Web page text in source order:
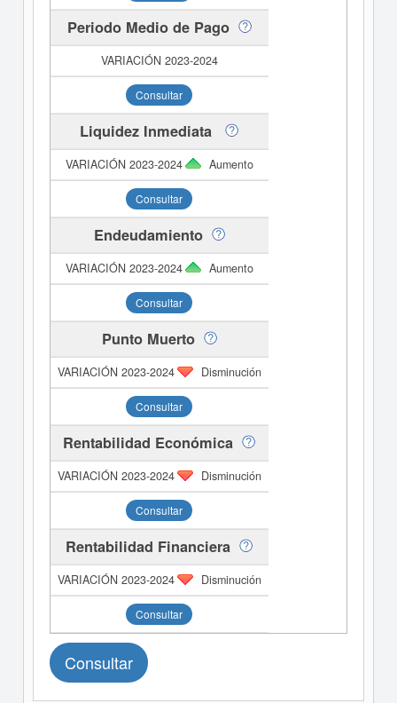
Periodo Medio de Pago
Consultar
Liquidez Inmediata
Aumento
Consultar
Endeudamiento
Aumento
Consultar
Punto Muerto
Disminución
Consultar
Rentabilidad Económica
Disminución
Consultar
Rentabilidad Financiera
Disminución
Consultar
Consultar